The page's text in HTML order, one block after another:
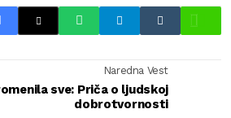
Naredna Vest
sve: Priča o ljudskoj
dobrotvornosti